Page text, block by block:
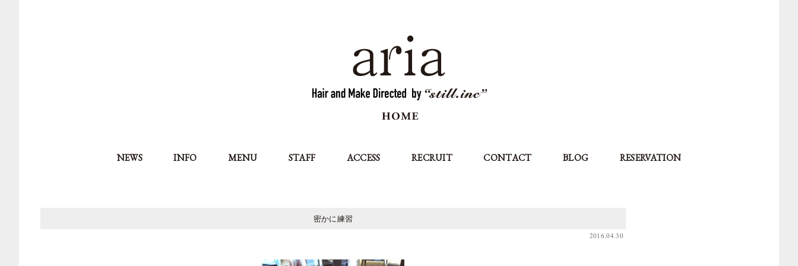
NEWS INFO MENU STAFF ACCESS RECRUIT CONTACT BLOG RESERVATION
密かに練習
2016.04.30